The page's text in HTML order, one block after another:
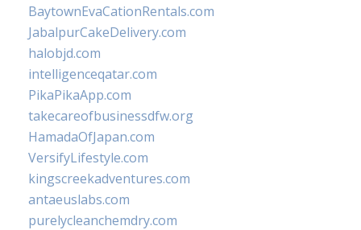
BaytownEvaCationRentals.com
JabalpurCakeDelivery.com
halobjd.com
intelligenceqatar.com
PikaPikaApp.com
takecareofbusinessdfw.org
HamadaOfJapan.com
VersifyLifestyle.com
kingscreekadventures.com
antaeuslabs.com
purelycleanchemdry.com